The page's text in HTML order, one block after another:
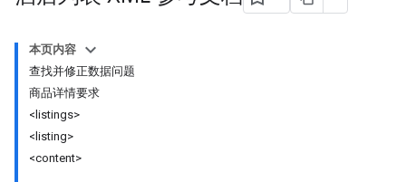
本页内容
查找并修正数据问题
商品详情要求
<listings>
<listing>
<content>